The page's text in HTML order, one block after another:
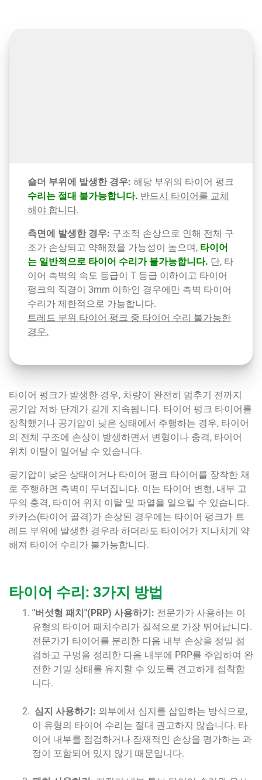
숄더 부위에 발생한 경우: 해당 부위의 타이어 펑크
수리는 절대 불가능합니다. 반드시 타이어를 교체
해야 합니다.
측면에 발생한 경우: 구조적 손상으로 인해 전체 구
조가 손상되고 약해졌을 가능성이 높으며, 타이어
는 일반적으로 타이어 수리가 불가능합니다. 단, 타
이어 측벽의 속도 등급이 T 등급 이하이고 타이어
펑크의 직경이 3mm 이하인 경우에만 측벽 타이어
수리가 제한적으로 가능합니다.
트레드 부위 타이어 펑크 중 타이어 수리 불가능한
경우.
타이어 펑크가 발생한 경우, 차량이 완전히 멈추기 전까지
공기압 저하 단계가 길게 지속됩니다. 타이어 펑크 타이어를
장착했거나 공기압이 낮은 상태에서 주행하는 경우, 타이어
의 전체 구조에 손상이 발생하면서 변형이나 충격, 타이어
위치 이탈이 일어날 수 있습니다.
공기압이 낮은 상태이거나 타이어 펑크 타이어를 장착한 채
로 주행하면 측벽이 무너집니다. 이는 타이어 변형, 내부 고
무의 충격, 타이어 위치 이탈 및 파열을 일으킬 수 있습니다.
카카스(타이어 골격)가 손상된 경우에는 타이어 펑크가 트
레드 부위에 발생한 경우라 하더라도 타이어가 지나치게 약
해져 타이어 수리가 불가능합니다.
타이어 수리: 3가지 방법
"버섯형 패치"(PRP) 사용하기: 전문가가 사용하는 이
유형의 타이어 패치수리가 질적으로 가장 뛰어납니다.
전문가가 타이어를 분리한 다음 내부 손상을 정밀 점
검하고 구멍을 정리한 다음 내부에 PRP를 주입하여 완
전한 기밀 상태를 유지할 수 있도록 견고하게 접착합
니다.
심지 사용하기: 외부에서 심지를 삽입하는 방식으로,
이 유형의 타이어 수리는 절대 권고하지 않습니다. 타
이어 내부를 점검하거나 잠재적인 손상을 평가하는 과
정이 포함되어 있지 않기 때문입니다.